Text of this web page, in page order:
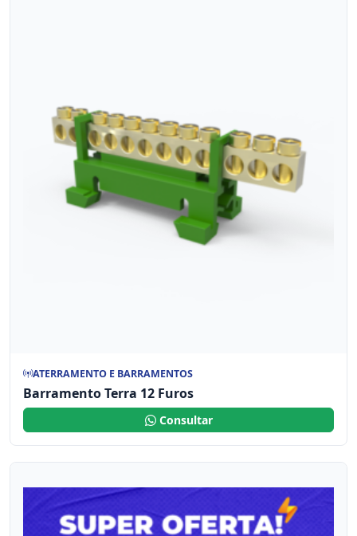
ATERRAMENTO E BARRAMENTOS
Barramento Terra 12 Furos
Consultar